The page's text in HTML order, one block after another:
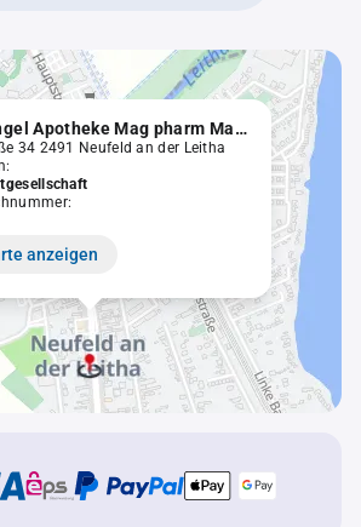
Schutzengel Apotheke Mag pharm Martin Wurzer KG
34 2491 Neufeld an der Leitha
anzeigen